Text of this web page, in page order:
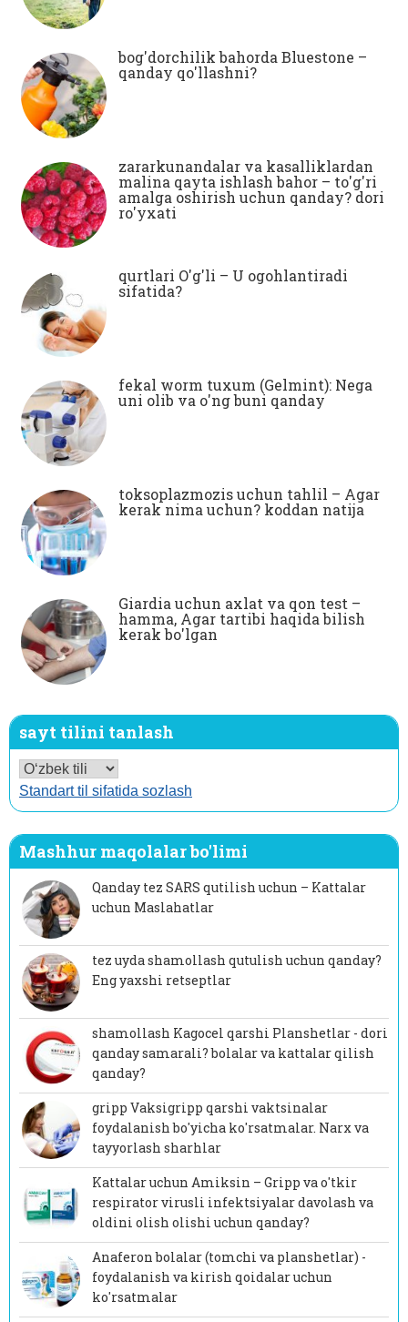
bog'dorchilik bahorda Bluestone –
qanday qo'llashni?
zararkunandalar va kasalliklardan
malina qayta ishlash bahor – to'g'ri
amalga oshirish uchun qanday? dori
ro'yxati
qurtlari O'g'li – U ogohlantiradi
sifatida?
fekal worm tuxum (Gelmint): Nega
uni olib va ​​o'ng buni qanday
toksoplazmozis uchun tahlil – Agar
kerak nima uchun? koddan natija
Giardia uchun axlat va qon test –
hamma, Agar tartibi haqida bilish
kerak bo'lgan
sayt tilini tanlash
Standart til sifatida sozlash
Mashhur maqolalar bo'limi
Qanday tez SARS qutilish uchun – Kattalar
uchun Maslahatlar
tez uyda shamollash qutulish uchun qanday?
Eng yaxshi retseptlar
shamollash Kagocel qarshi Planshetlar - dori
qanday samarali? bolalar va kattalar qilish
qanday?
gripp Vaksigripp qarshi vaktsinalar
foydalanish bo'yicha ko'rsatmalar. Narx va
tayyorlash sharhlar
Kattalar uchun Amiksin – Gripp va o'tkir
respirator virusli infektsiyalar davolash va
oldini olish olishi uchun qanday?
Anaferon bolalar (tomchi va planshetlar) -
foydalanish va kirish qoidalar uchun
ko'rsatmalar